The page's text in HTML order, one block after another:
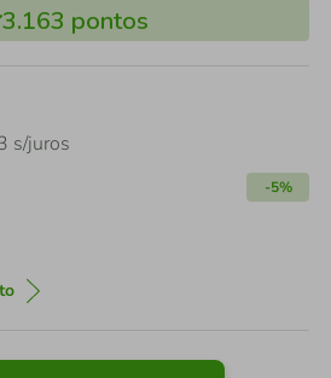
3.163 pontos
s/juros
-5%